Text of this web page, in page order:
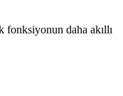
fonksiyonun daha akıllı